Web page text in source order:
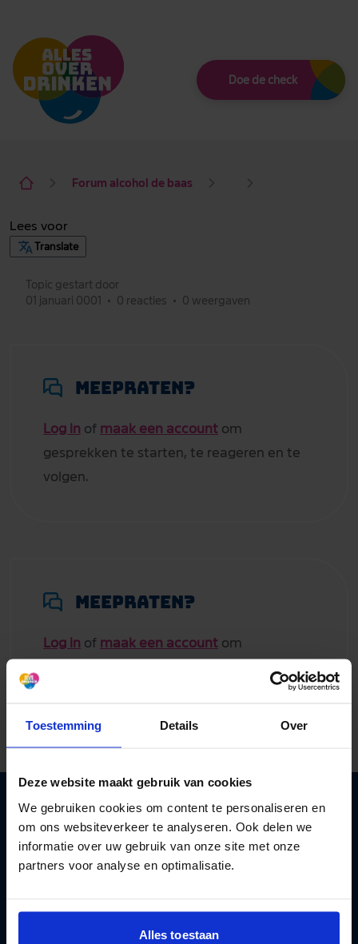
Toestemming Details Over
Deze website maakt gebruik van cookies
We gebruiken cookies om content te personaliseren en
om ons websiteverkeer te analyseren. Ook delen we
informatie over uw gebruik van onze site met onze
partners voor analyse en optimalisatie.
Alles toestaan
Doe de check
Forum alcohol de baas
Lees voor
Translate
Topic gestart door
01 januari 0001
• 0 reacties • 0 weergaven
Meepraten?
Log in of maak een account om
gesprekken te starten, te reageren en te
volgen.
Meepraten?
Log in of maak een account om
Aan de slag met een gezonder leven
met minder alcohol